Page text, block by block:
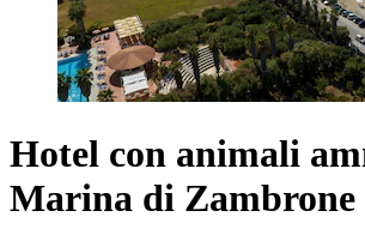
Hotel con animali
Marina di Zambrone